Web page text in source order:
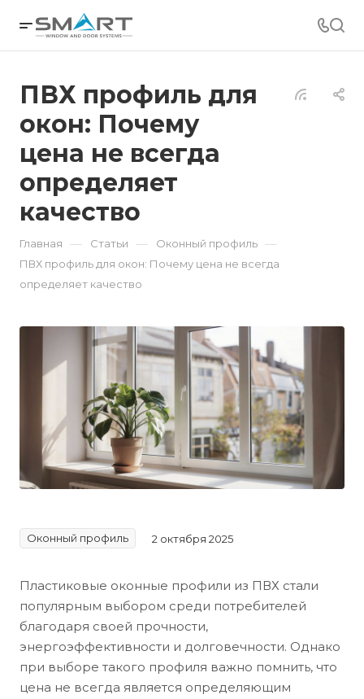
ПВХ профиль для
окон: Почему
цена не всегда
определяет
качество
Главная — Статьи — Оконный профиль —
ПВХ профиль для окон: Почему цена не всегда
определяет качество
Оконный профиль 2 октября 2025
Пластиковые оконные профили из ПВХ стали
популярным выбором среди потребителей
благодаря своей прочности,
энергоэффективности и долговечности. Однако
при выборе такого профиля важно помнить, что
цена не всегда является определяющим